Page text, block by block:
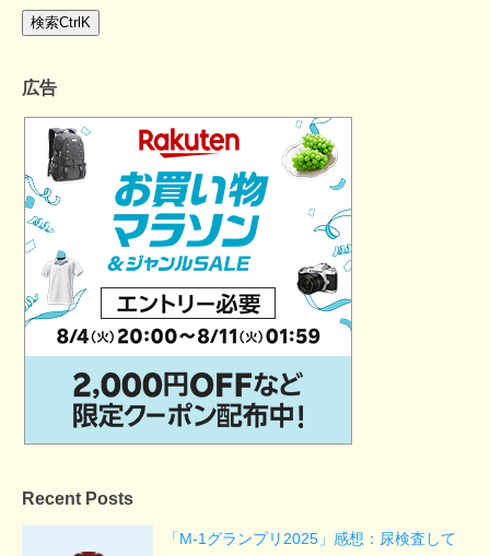
検索Ctrl K
広告
Recent Posts
「M-1グランプリ2025」感想：尿検査して